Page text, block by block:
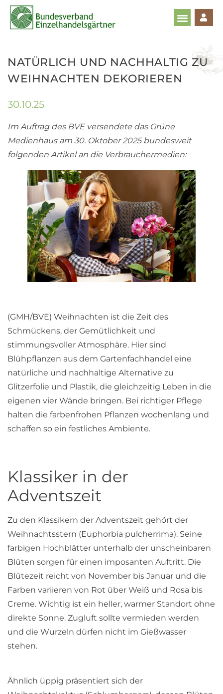
NATÜRLICH UND NACHHALTIG ZU
WEIHNACHTEN DEKORIEREN
30.10.25
Im Auftrag des BVE versendete das Grüne
Medienhaus am 30. Oktober 2025 bundesweit
folgenden Artikel an die Verbrauchermedien:
(GMH/BVE) Weihnachten ist die Zeit des
Schmückens, der Gemütlichkeit und
stimmungsvoller Atmosphäre. Hier sind
Blühpflanzen aus dem Gartenfachhandel eine
natürliche und nachhaltige Alternative zu
Glitzerfolie und Plastik, die gleichzeitig Leben in die
eigenen vier Wände bringen. Bei richtiger Pflege
halten die farbenfrohen Pflanzen wochenlang und
schaffen so ein festliches Ambiente.
Klassiker in der
Adventszeit
Zu den Klassikern der Adventszeit gehört der
Weihnachtsstern (Euphorbia pulcherrima). Seine
farbigen Hochblätter unterhalb der unscheinbaren
Blüten sorgen für einen imposanten Auftritt. Die
Blütezeit reicht von November bis Januar und die
Farben variieren von Rot über Weiß und Rosa bis
Creme. Wichtig ist ein heller, warmer Standort ohne
direkte Sonne. Zugluft sollte vermieden werden
und die Wurzeln dürfen nicht im Gießwasser
stehen.
Ähnlich üppig präsentiert sich der